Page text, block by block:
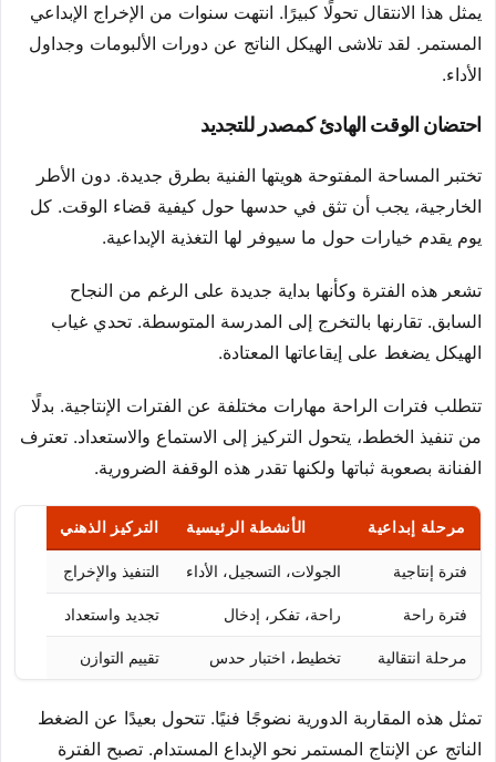
يمثل هذا الانتقال تحولًا كبيرًا. انتهت سنوات من الإخراج الإبداعي
المستمر. لقد تلاشى الهيكل الناتج عن دورات الألبومات وجداول
الأداء.
احتضان الوقت الهادئ كمصدر للتجديد
تختبر المساحة المفتوحة هويتها الفنية بطرق جديدة. دون الأطر
الخارجية، يجب أن تثق في حدسها حول كيفية قضاء الوقت. كل
يوم يقدم خيارات حول ما سيوفر لها التغذية الإبداعية.
تشعر هذه الفترة وكأنها بداية جديدة على الرغم من النجاح
السابق. تقارنها بالتخرج إلى المدرسة المتوسطة. تحدي غياب
الهيكل يضغط على إيقاعاتها المعتادة.
تتطلب فترات الراحة مهارات مختلفة عن الفترات الإنتاجية. بدلًا
من تنفيذ الخطط، يتحول التركيز إلى الاستماع والاستعداد. تعترف
الفنانة بصعوبة ثباتها ولكنها تقدر هذه الوقفة الضرورية.
مرحلة إبداعية الأنشطة الرئيسية التركيز الذهني
فترة إنتاجية الجولات، التسجيل، الأداء التنفيذ والإخراج
فترة راحة راحة، تفكر، إدخال تجديد واستعداد
مرحلة انتقالية تخطيط، اختبار حدس تقييم التوازن
تمثل هذه المقاربة الدورية نضوجًا فنيًا. تتحول بعيدًا عن الضغط
الناتج عن الإنتاج المستمر نحو الإبداع المستدام. تصبح الفترة